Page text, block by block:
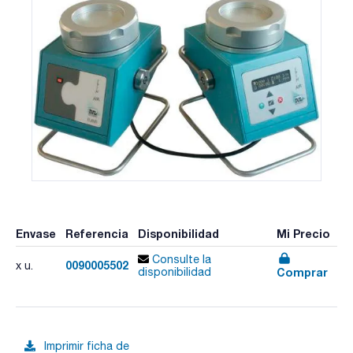
Envase Referencia Disponibilidad Mi Precio
x u. 0090005502
Consulte la
disponibilidad
Comprar
Imprimir ficha de